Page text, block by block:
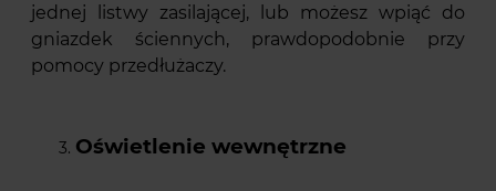
jednej listwy zasilającej, lub możesz wpiąć do
gniazdek ściennych, prawdopodobnie przy
pomocy przedłużaczy.
Oświetlenie wewnętrzne